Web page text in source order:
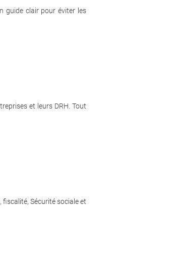
guide clair pour éviter les
et leurs DRH. Tout
Sécurité sociale et